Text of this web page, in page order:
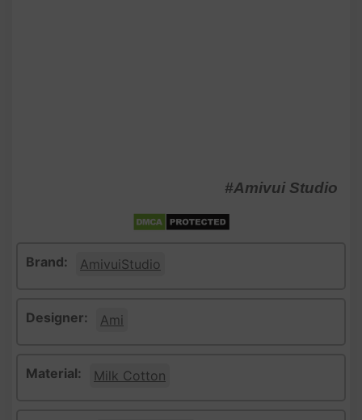
#Amivui Studio
Brand: AmivuiStudio
Designer: Ami
Material: Milk Cotton